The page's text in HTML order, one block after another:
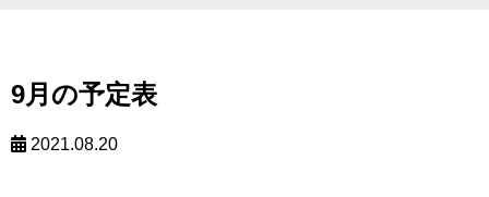
9月の予定表
2021.08.20